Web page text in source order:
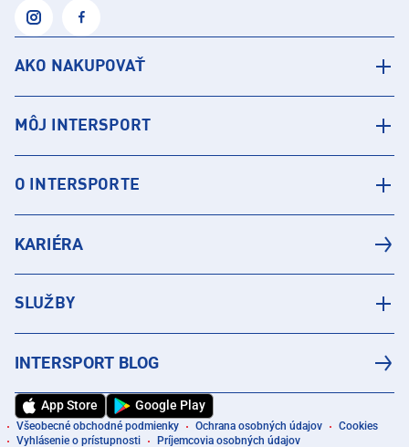
AKO NAKUPOVAŤ
MÔJ INTERSPORT
O INTERSPORTE
KARIÉRA
SLUŽBY
INTERSPORT BLOG
App Store Google Play
Všeobecné obchodné podmienky Ochrana osobných údajov
Cookies
Vyhlásenie o prístupnosti
Príjemcovia osobných údajov